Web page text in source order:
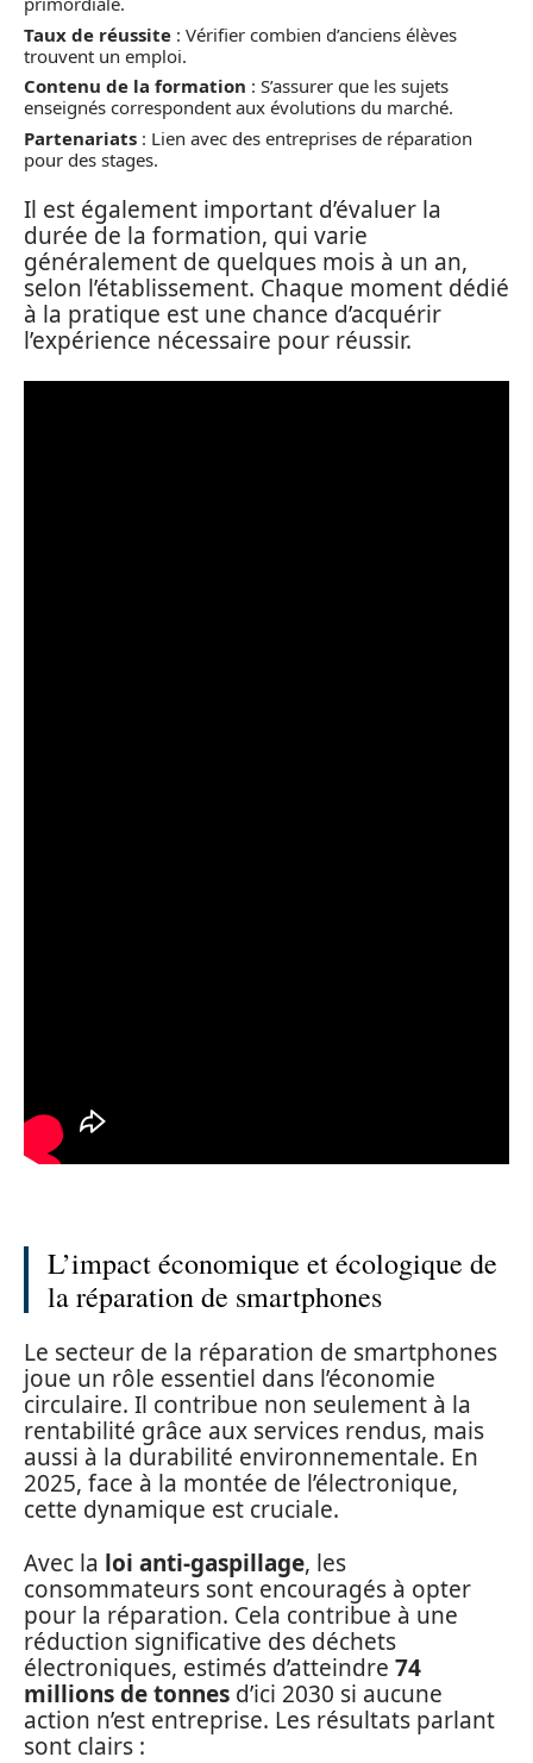
Taux de réussite : Vérifier combien d’anciens élèves
trouvent un emploi.
Contenu de la formation : S’assurer que les sujets
enseignés correspondent aux évolutions du marché.
Partenariats : Lien avec des entreprises de réparation
pour des stages.
Il est également important d’évaluer la
durée de la formation, qui varie
généralement de quelques mois à un an,
selon l’établissement. Chaque moment dédié
à la pratique est une chance d’acquérir
l’expérience nécessaire pour réussir.
L’impact économique et écologique de
la réparation de smartphones
Le secteur de la réparation de smartphones
joue un rôle essentiel dans l’économie
circulaire. Il contribue non seulement à la
rentabilité grâce aux services rendus, mais
aussi à la durabilité environnementale. En
2025, face à la montée de l’électronique,
cette dynamique est cruciale.
Avec la loi anti-gaspillage, les
consommateurs sont encouragés à opter
pour la réparation. Cela contribue à une
réduction significative des déchets
électroniques, estimés d’atteindre 74
millions de tonnes d’ici 2030 si aucune
action n’est entreprise. Les résultats parlant
sont clairs :